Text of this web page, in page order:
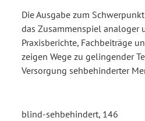
Die Ausgabe zum
das Zusammenspiel
Praxisberichte, Fachbeiträge
zeigen Wege zu gelingender
Versorgung sehbehinderter
blind-sehbehindert, 146